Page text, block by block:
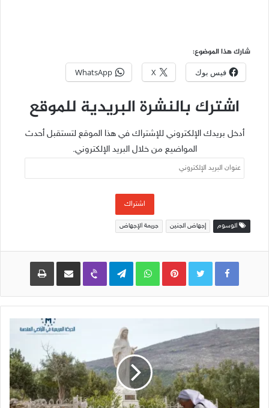
شارك هذا الموضوع:
فيس بوك X
WhatsApp
اشترك بالنشرة البريدية للموقع
أدخل بريدك الإلكتروني للإشتراك في هذا الموقع لتستقبل أحدث
المواضيع من خلال البريد الإلكتروني.
عنوان
البريد
اشتراك
الوسوم إجهاض الجنين جريمة الإجهاض
Pinterest
WhatsApp
Telegram
Viber مشاركة عبر البريد طباعة